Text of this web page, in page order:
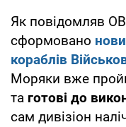
Як повідомляв
сформовано
кораблів
Моряки вже
та готові до
сам дивізіон